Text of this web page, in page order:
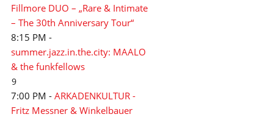
Fillmore DUO – „Rare & Intimate
– The 30th Anniversary Tour“
8:15 PM -
summer.jazz.in.the.city: MAALO
& the funkfellows
9
7:00 PM - ARKADENKULTUR -
Fritz Messner & Winkelbauer